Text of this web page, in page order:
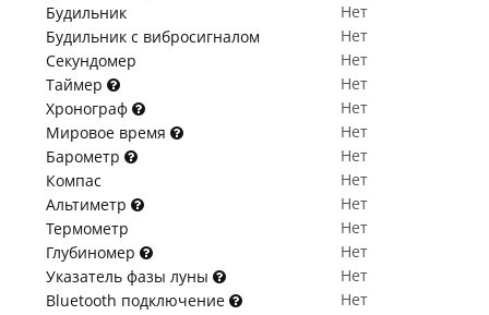
Будильник
Нет
Будильник с вибросигналом
Нет
Секундомер
Нет
Таймер
Нет
Хронограф
Нет
Мировое время
Нет
Барометр
Нет
Компас
Нет
Альтиметр
Нет
Термометр
Нет
Глубиномер
Нет
Указатель фазы луны
Нет
Bluetooth подключение
Нет